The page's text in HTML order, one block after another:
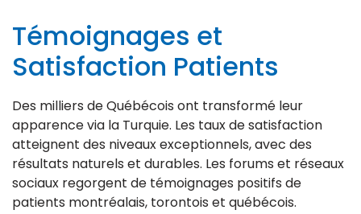
Témoignages et
Satisfaction Patients
Des milliers de Québécois ont transformé leur
apparence via la Turquie. Les taux de satisfaction
atteignent des niveaux exceptionnels, avec des
résultats naturels et durables. Les forums et réseaux
sociaux regorgent de témoignages positifs de
patients montréalais, torontois et québécois.